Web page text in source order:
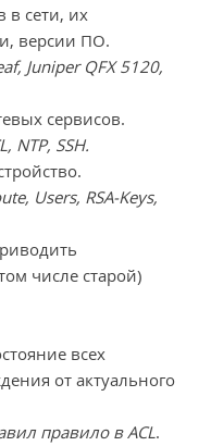
в сети, их
версии ПО.
Juniper QFX 5120,
сервисов.
NTP, SSH.
Users, RSA-Keys,
числе старой)
всех
от актуального
правило в ACL.